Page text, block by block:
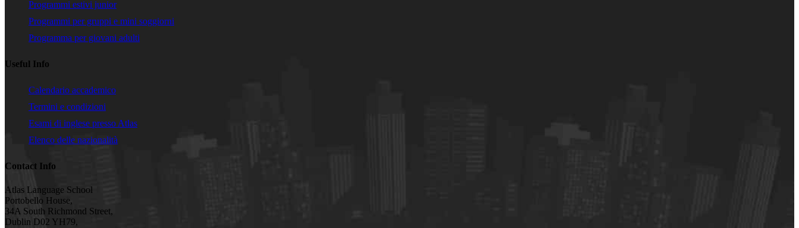
Programmi estivi junior
Programmi per gruppi e mini soggiorni
Programma per giovani adulti
Useful Info
Calendario accademico
Termini e condizioni
Esami di inglese presso Atlas
Elenco delle nazionalità
Contact Info
Atlas Language School
Portobello House,
34A South Richmond Street,
Dublin D02 YH79,